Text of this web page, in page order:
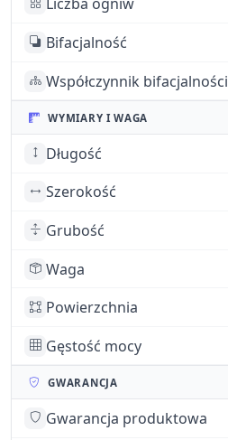
Bifacjalność
Współczynnik bifacjalności
WYMIARY I WAGA
Długość
Szerokość
Grubość
Waga
Powierzchnia
Gęstość mocy
GWARANCJA
Gwarancja produktowa